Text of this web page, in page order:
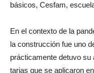
básicos, Cesfam,
En el contexto de la
la construcción fue uno
prácticamente detuvo
tarias que se aplicaron